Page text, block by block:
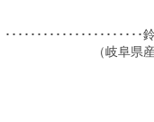
････････････････････
（岐阜県